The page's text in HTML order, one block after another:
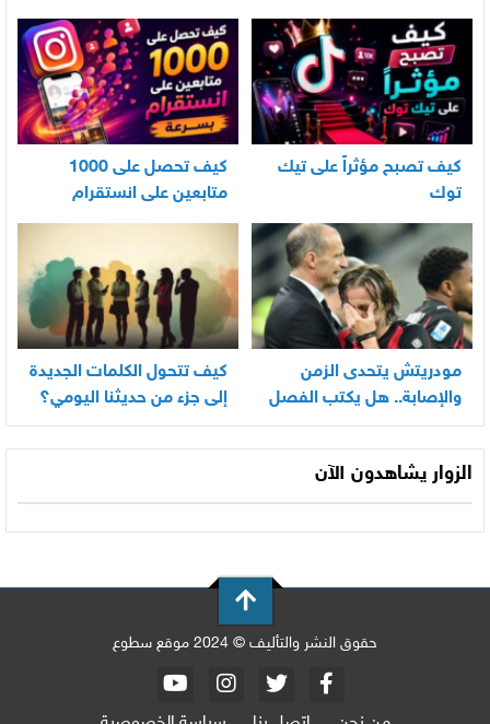
الأندرويد
كيف تصبح مؤثراً على تيك
توك
كيف تحصل على 1000
متابعين على انستقرام
بسرعة
مودريتش يتحدى الزمن
والإصابة.. هل يكتب الفصل
الأخير في أسطورته
المونديالية؟
كيف تتحول الكلمات الجديدة
إلى جزء من حديثنا اليومي؟
الزوار يشاهدون الآن
حقوق النشر والتأليف © 2024 موقع سطوع